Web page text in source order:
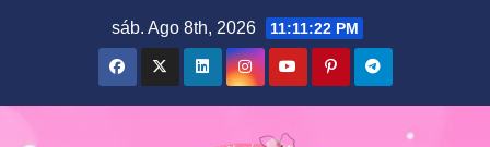
sáb. Ago 8th, 2026 11:11:23 PM